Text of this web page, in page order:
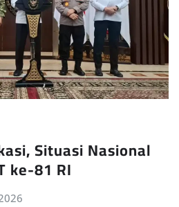
Situasi Nasional
ke-81 RI